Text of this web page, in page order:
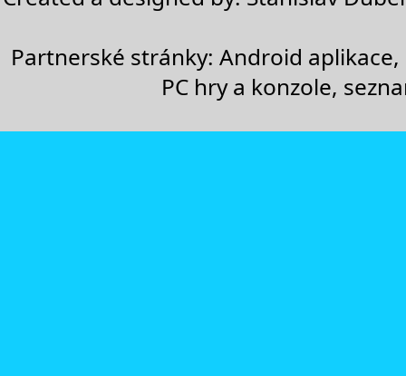
Partnerské stránky:Android aplikace,
PC hry a konzole,